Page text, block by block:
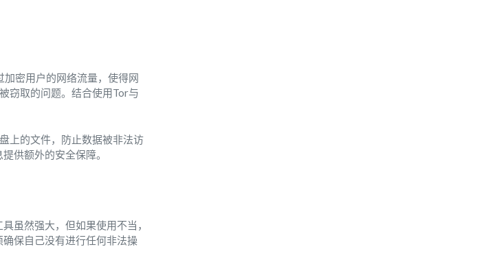
密用户的网络流量，使得网
窃取的问题。结合使用Tor与
上的文件，防止数据被非法访
供额外的安全保障。
虽然强大，但如果使用不当，
保自己没有进行任何非法操